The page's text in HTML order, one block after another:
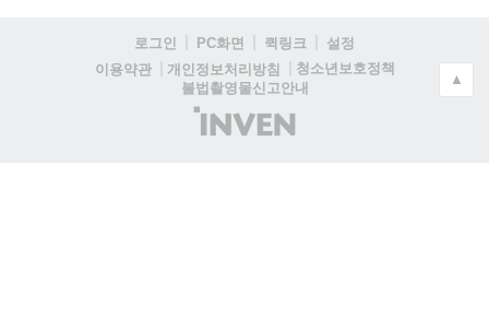
로그인 PC화면 퀵링크
설정
이용약관
개인정보처리방침
청소년보호정책
불법촬영물신고안내
(주)
인
▲